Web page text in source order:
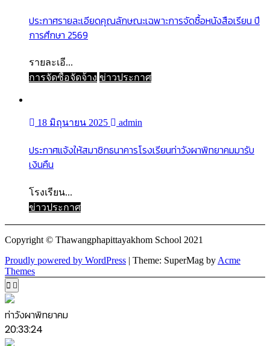
ประกาศรายละเอียดคุณลักษณะเฉพาะการจัดซื้อหนังสือเรียน ปี
การศึกษา 2569
รายละเอี...
การจัดซื้อจัดจ้าง ข่าวประกาศ
18 มิถุนายน 2025 admin
ประกาศแจ้งให้สมาชิกธนาคารโรงเรียนท่าวังผาพิทยาคมมารับ
เงินคืน
โรงเรียน...
ข่าวประกาศ
Copyright © Thawangphapittayakhom School 2021
Proudly powered by WordPress | Theme: SuperMag by Acme
Themes
ท่าวังผาพิทยาคม
20:33:24